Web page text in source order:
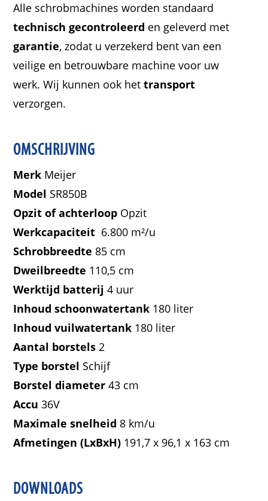
Alle schrobmachines worden standaard
technisch gecontroleerd en geleverd met
garantie, zodat u verzekerd bent van een
veilige en betrouwbare machine voor uw
werk. Wij kunnen ook hettransport
verzorgen.
OMSCHRIJVING
Merk Meijer
Model SR850B
Opzit of achterloop Opzit
Werkcapaciteit 6.800 m²/u
Schrobbreedte 85 cm
Dweilbreedte 110,5 cm
Werktijd batterij4 uur
Inhoud schoonwatertank 180 liter
Inhoud vuilwatertank 180 liter
Aantal borstels2
Type borstel Schijf
Borstel diameter43 cm
Accu 36V
Maximale snelheid 8 km/u
Afmetingen (LxBxH) 191,7 x 96,1 x 163 cm
DOWNLOADS